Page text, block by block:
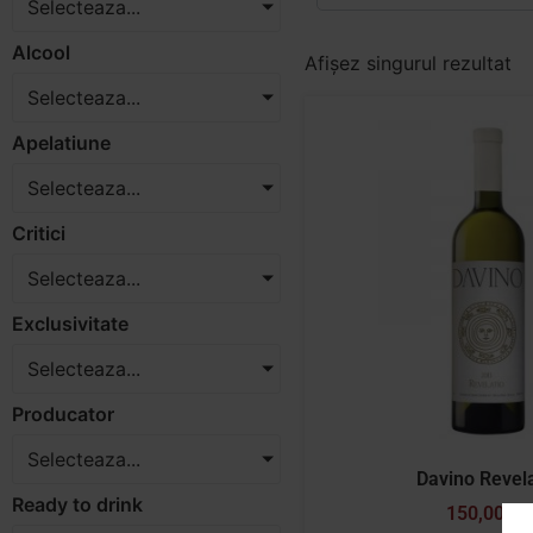
Selecteaza...
Alcool
Selecteaza...
Apelatiune
Selecteaza...
Critici
Selecteaza...
Exclusivitate
Selecteaza...
Producator
Selecteaza...
Ready to drink
Afișez singurul rezultat
Davino
150,00